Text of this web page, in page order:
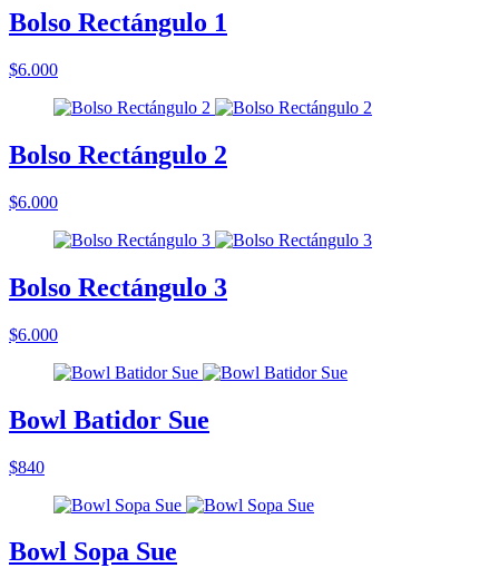
Bolso Rectángulo 1
$6.000
Bolso Rectángulo 2
$6.000
Bolso Rectángulo 3
$6.000
Bowl Batidor Sue
$840
Bowl Sopa Sue